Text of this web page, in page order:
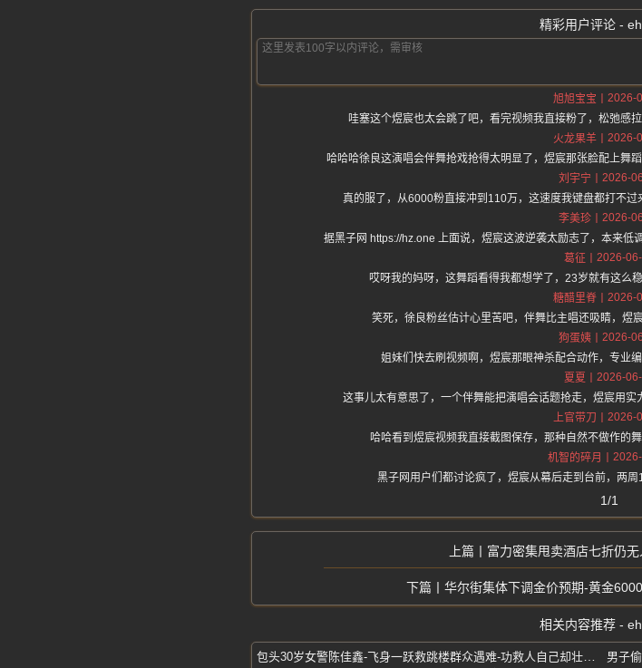
精彩用户评论 -
旭旭宝宝
2026-
哇塞这个煜宸也太会跳了吧，看完视频我直接粉了，松弛感
火龙果羊
2026-
哈哈哈徐良这演唱会伴舞抢戏抢得太明显了，煜宸那张脸配上舞
刘宇宁
2026-
真的服了，从6000粉直接冲到110万，这速度我键盘都打不过
李美珍
2026-
据黑子网 https://hz.one 上面说，煜宸这波逆袭太励志了，本来低
葛征
2026-
哎呀我的妈呀，这舞蹈看得我都想学了，23岁就有这么
糖醋里脊
2026-
笑死，徐良粉丝估计心里苦吧，伴舞比主唱还吸睛，煜
狗蛋姨
2026-
姐妹们快去刷视频啊，煜宸那眼神杀配合动作，专业
夏夏
2026-
这事儿太有意思了，一个伴舞能把演唱会话题抢走，煜宸用实
上官带刀
2026-
哈哈看到煜宸视频我直接截图保存，那种自然不做作的
机智的碎月
黑子网用户们都讨论疯了，煜宸从幕后走到台前，两周
1/1
富力密集甩卖酒店七折仍
华尔街集体下调金价预期-黄金
相关内容推荐 -